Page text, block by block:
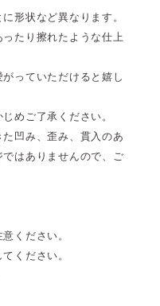
形状など異なります。
たり擦れたような仕上
っていただけると嬉し
めご了承ください。
凹み、歪み、貫入のあ
はありませんので、ご
ください。
ください。